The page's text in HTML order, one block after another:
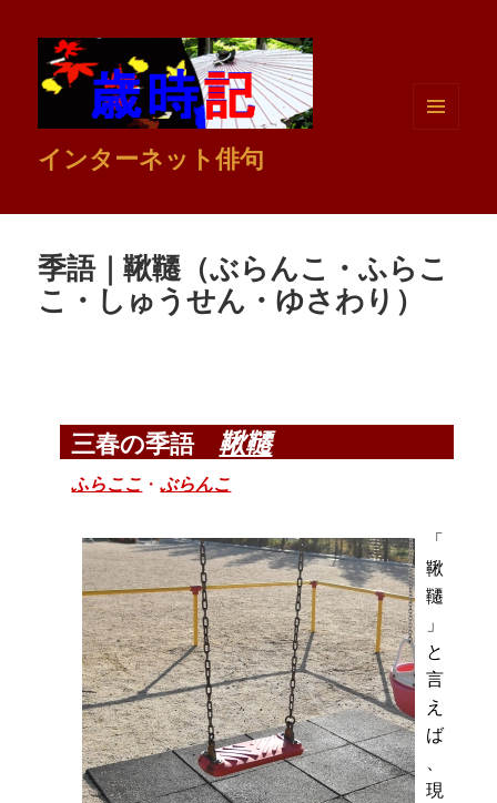
インターネット俳句
季語｜鞦韆（ぶらんこ・ふらこ
こ・しゅうせん・ゆさわり）
三春の季語鞦韆
ふらここ ・ぶらんこ
「
鞦
韆
」
と
言
え
ば
、
現